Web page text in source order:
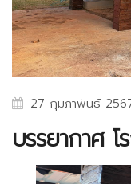
27 กุมภาพันธ์
บรรยากาศ